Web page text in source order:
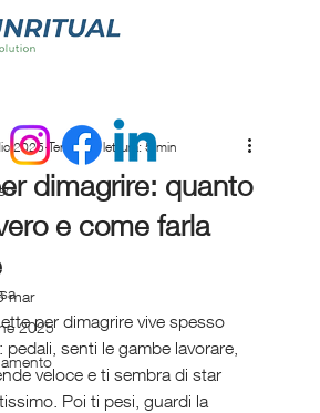
2025
dimagrire: quanto
e come farla
2025 Tempo di lettura: 5 min
mar
per dimagrire vive spesso
senti le gambe lavorare,
veloce e ti sembra di star
Poi ti pesi, guardi la